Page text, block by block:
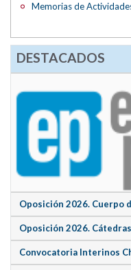
Memorias de
DESTACADOS
Oposición 2026. Cuerpo
Oposición 2026.
Convocatoria Interinos